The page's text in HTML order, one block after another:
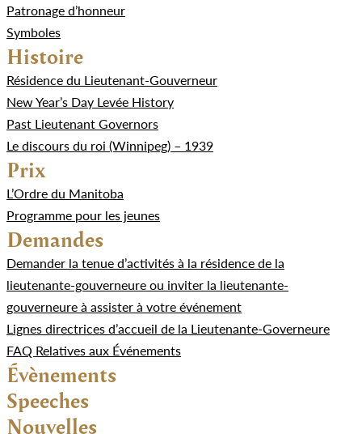
Patronage d’honneur
Symboles
Histoire
Résidence du Lieutenant-Gouverneur
New Year’s Day Levée History
Past Lieutenant Governors
Le discours du roi (Winnipeg) – 1939
Prix
L’Ordre du Manitoba
Programme pour les jeunes
Demandes
Demander la tenue d’activités à la résidence de la
lieutenante-gouverneure ou inviter la lieutenante-
gouverneure à assister à votre événement
Lignes directrices d’accueil de la Lieutenante-Governeure
FAQ Relatives aux Événements
Évènements
Speeches
Nouvelles